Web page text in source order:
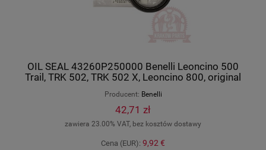
OIL SEAL 43260P250000 Benelli Leoncino 500
Trail, TRK 502, TRK 502 X, Leoncino 800, original
Producent: Benelli
42,71 zł
zawiera 23.00% VAT, bez kosztów dostawy
Cena (EUR): 9,92 €